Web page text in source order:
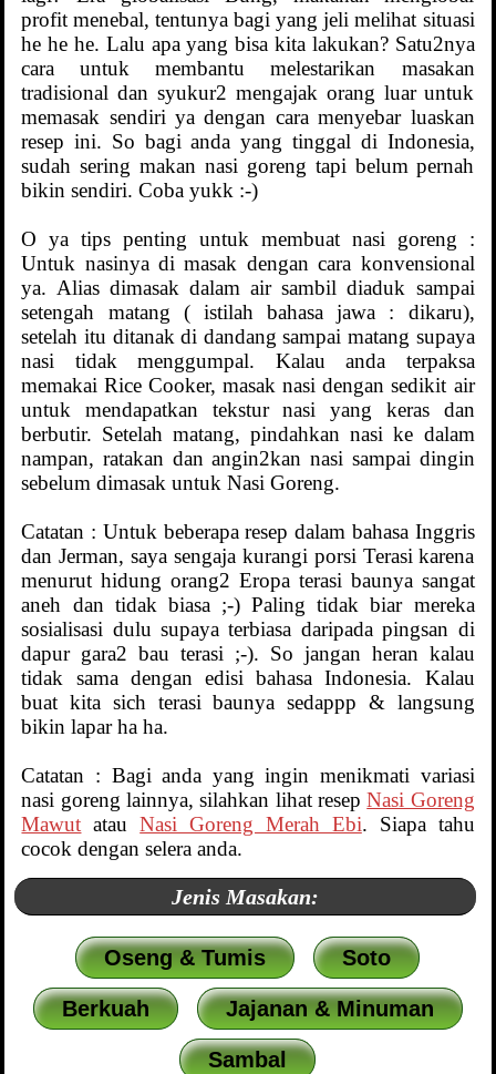
profit menebal, tentunya bagi yang jeli melihat situasi
he he he. Lalu apa yang bisa kita lakukan? Satu2nya
cara untuk membantu melestarikan masakan
tradisional dan syukur2 mengajak orang luar untuk
memasak sendiri ya dengan cara menyebar luaskan
resep ini. So bagi anda yang tinggal di Indonesia,
sudah sering makan nasi goreng tapi belum pernah
bikin sendiri. Coba yukk :-)
O ya tips penting untuk membuat nasi goreng :
Untuk nasinya di masak dengan cara konvensional
ya. Alias dimasak dalam air sambil diaduk sampai
setengah matang ( istilah bahasa jawa : dikaru),
setelah itu ditanak di dandang sampai matang supaya
nasi tidak menggumpal. Kalau anda terpaksa
memakai Rice Cooker, masak nasi dengan sedikit air
untuk mendapatkan tekstur nasi yang keras dan
berbutir. Setelah matang, pindahkan nasi ke dalam
nampan, ratakan dan angin2kan nasi sampai dingin
sebelum dimasak untuk Nasi Goreng.
Catatan : Untuk beberapa resep dalam bahasa Inggris
dan Jerman, saya sengaja kurangi porsi Terasi karena
menurut hidung orang2 Eropa terasi baunya sangat
aneh dan tidak biasa ;-) Paling tidak biar mereka
sosialisasi dulu supaya terbiasa daripada pingsan di
dapur gara2 bau terasi ;-). So jangan heran kalau
tidak sama dengan edisi bahasa Indonesia. Kalau
buat kita sich terasi baunya sedappp & langsung
bikin lapar ha ha.
Catatan : Bagi anda yang ingin menikmati variasi
nasi goreng lainnya, silahkan lihat resepNasi Goreng
Mawut atauNasi Goreng Merah Ebi. Siapa tahu
cocok dengan selera anda.
Jenis Masakan:
Oseng & Tumis Soto
Berkuah Jajanan & Minuman
Sambal